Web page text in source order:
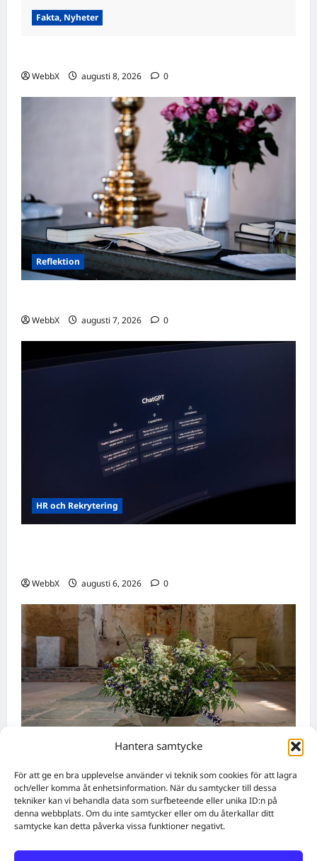
Hantera samtycke
För att ge en bra upplevelse använder vi teknik som cookies för att lagra
och/eller komma åt enhetsinformation. När du samtycker till dessa
tekniker kan vi behandla data som surfbeteende eller unika ID:n på
denna webbplats. Om du inte samtycker eller om du återkallar ditt
samtycke kan detta påverka vissa funktioner negativt.
Fakta, Nyheter
WebbX augusti 8, 2026 0
Reflektion
WebbX augusti 7, 2026 0
HR och Rekrytering
WebbX augusti 6, 2026 0
Idag gratulerar vi Ulrik och Alrik!
WebbX augusti 5, 2026 0